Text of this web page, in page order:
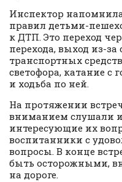
Инспектор
правил детьми-
к ДТП. Это переход
перехода, выход из-
транспортных
светофора, катание с
и ходьба по ней.
На протяжении
вниманием слушали
интересующие их
воспитанники с
вопросы. В конце
быть осторожными,
на дороге.